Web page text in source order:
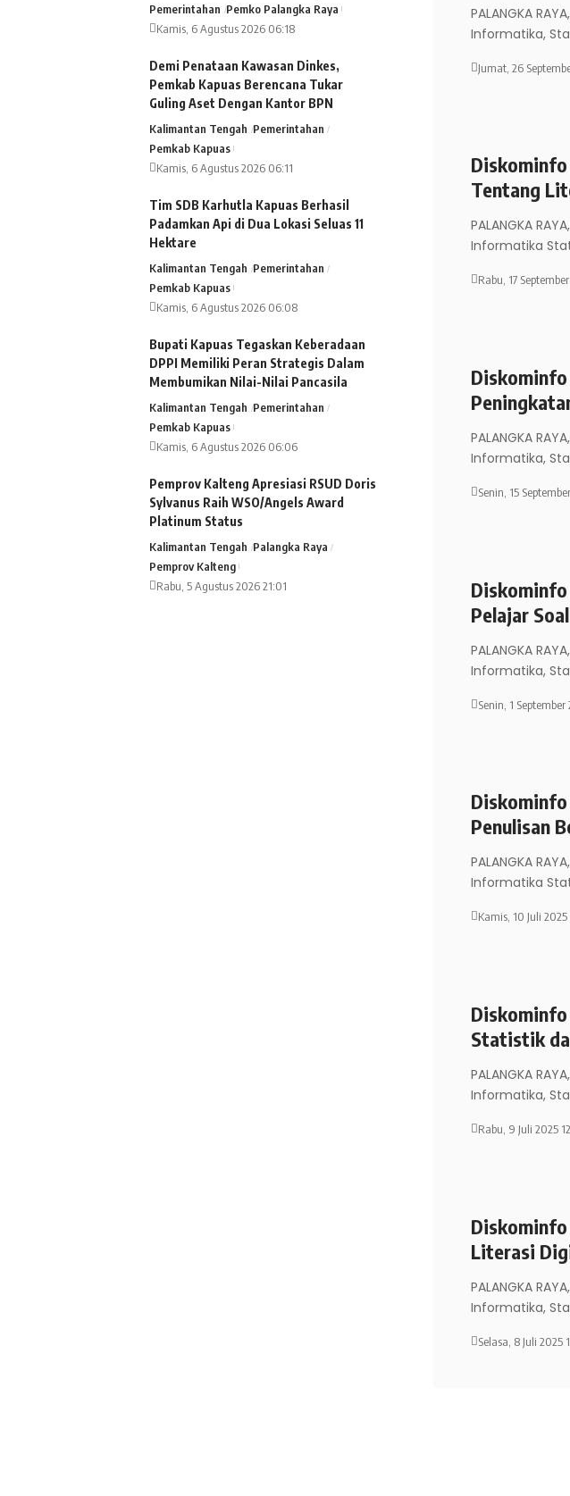
PALANGKA
Informatika,
Jumat, 26
Diskominfo
Tentang
PALANGKA
Informatika
Rabu, 17
PALANGKA
Informatika,
Senin, 15
Diskominfo
Pelajar
PALANGKA
Informatika,
Senin, 1
Diskominfo
Penulisan
PALANGKA
Informatika
Kamis, 10 Juli 2025
Diskominfo
Statistik
PALANGKA
Informatika,
Rabu, 9 Juli 2025
Diskominfo
Literasi
PALANGKA
Informatika,
Selasa, 8 Juli 2025
Pemerintahan Pemko Palangka Raya
Kamis, 6 Agustus 2026 06:18
Demi Penataan Kawasan Dinkes,
Pemkab Kapuas Berencana Tukar
Guling Aset Dengan Kantor BPN
Kalimantan Tengah Pemerintahan
Pemkab Kapuas
Kamis, 6 Agustus 2026 06:11
Tim SDB Karhutla Kapuas Berhasil
Padamkan Api di Dua Lokasi Seluas 11
Hektare
Kalimantan Tengah Pemerintahan
Pemkab Kapuas
Kamis, 6 Agustus 2026 06:08
Bupati Kapuas Tegaskan Keberadaan
DPPI Memiliki Peran Strategis Dalam
Membumikan Nilai-Nilai Pancasila
Kalimantan Tengah Pemerintahan
Pemkab Kapuas
Kamis, 6 Agustus 2026 06:06
Pemprov Kalteng Apresiasi RSUD Doris
Sylvanus Raih WSO/Angels Award
Platinum Status
Kalimantan Tengah Palangka Raya
Pemprov Kalteng
Rabu, 5 Agustus 2026 21:01